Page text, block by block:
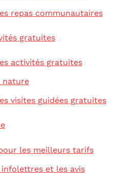
repas communautaires
gratuites
activités gratuites
nature
visites guidées gratuites
les meilleurs tarifs
et les avis